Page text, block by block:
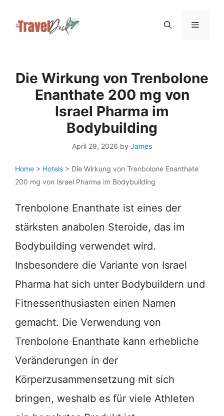
Menu
Die Wirkung von Trenbolone
Enanthate 200 mg von
Israel Pharma im
Bodybuilding
April 29, 2026 by James
Home > Hotels > Die Wirkung von Trenbolone Enanthate
200 mg von Israel Pharma im Bodybuilding
Trenbolone Enanthate ist eines der
stärksten anabolen Steroide, das im
Bodybuilding verwendet wird.
Insbesondere die Variante von Israel
Pharma hat sich unter Bodybuildern und
Fitnessenthusiasten einen Namen
gemacht. Die Verwendung von
Trenbolone Enanthate kann erhebliche
Veränderungen in der
Körperzusammensetzung mit sich
bringen, weshalb es für viele Athleten